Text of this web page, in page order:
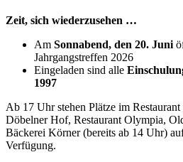
Zeit, sich wiederzusehen …
Am Sonnabend, den 20. Juni
Jahrgangstreffen 2026
Eingeladen sind alle
1997
Ab 17 Uhr stehen Plätze im
Döbelner Hof, Restaurant Olympia,
Bäckerei Körner (bereits ab 14 Uhr)
Verfügung.